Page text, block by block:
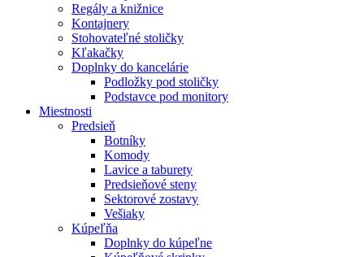
Regály a knižnice
Kontajnery
Stohovateľné stoličky
Kľakačky
Doplnky do kancelárie
Podložky pod stoličky
Podstavce pod monitory
Miestnosti
Predsieň
Botníky
Komody
Lavice a taburety
Predsieňové steny
Sektorové zostavy
Vešiaky
Kúpeľňa
Doplnky do kúpeľne